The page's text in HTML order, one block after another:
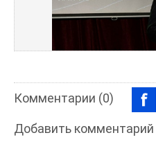
Комментарии (0)
Добавить комментарий